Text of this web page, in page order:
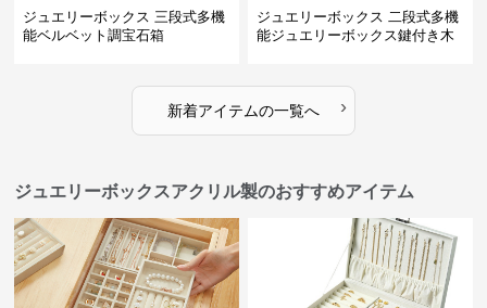
ジュエリーボックス 三段式多機
能ベルベット調宝石箱
ジュエリーボックス 二段式多機
能ジュエリーボックス鍵付き木
新着アイテムの一覧へ ›
ジュエリーボックスアクリル製のおすすめアイテム